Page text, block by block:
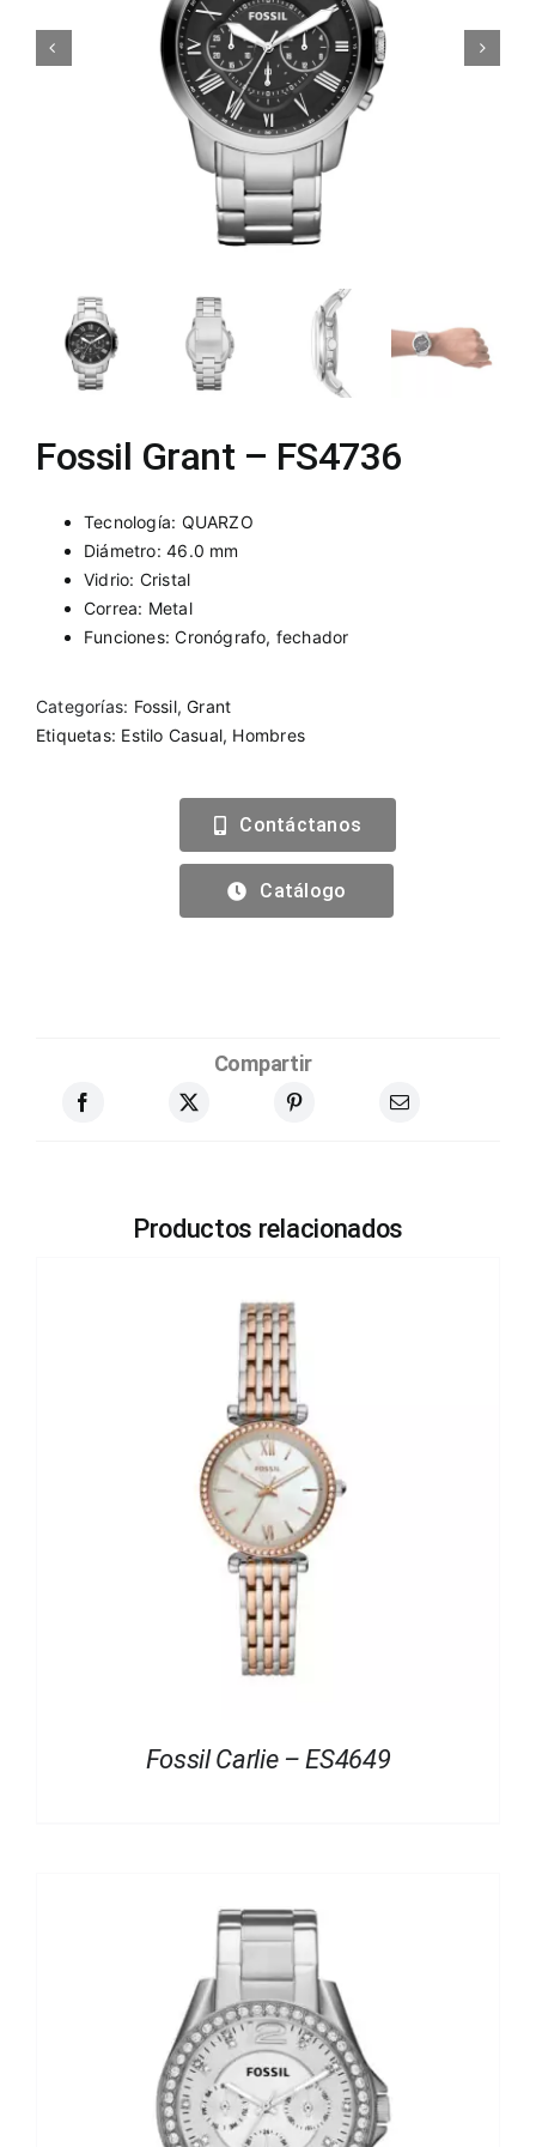
Fossil Grant – FS4736
Tecnología: QUARZO
Diámetro: 46.0 mm
Vidrio: Cristal
Correa: Metal
Funciones: Cronógrafo, fechador
Categorías: Fossil,Grant
Etiquetas: Estilo Casual, Hombres
Contáctanos
Catálogo
Compartir
Productos relacionados
Fossil Carlie – ES4649